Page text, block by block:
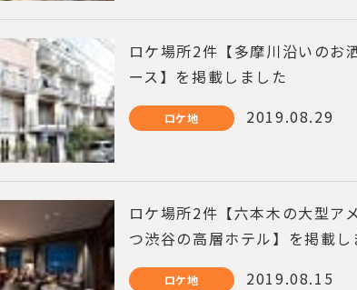
ロケ場所2件【多摩川沿いのお
ース】を掲載しました
ロケ地 2019.08.29
ロケ場所2件【六本木の大型ア
つ渋谷の高層ホテル】を掲載し
ロケ地 2019.08.15